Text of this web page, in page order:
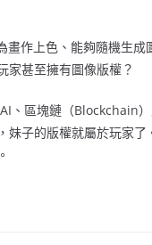
作上色、能夠隨機生
家甚至擁有圖像版權？
、區塊鏈（Blockchain
子的版權就屬於玩家